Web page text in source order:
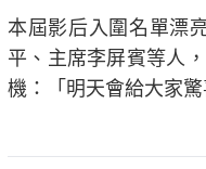
本屆影后入圍名單漂
平、主席李屏賓等人
機：「明天會給大家驚